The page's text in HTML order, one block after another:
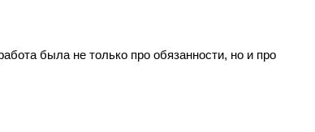
была не только про обязанности, но и про